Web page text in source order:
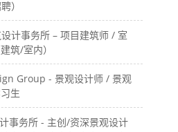
）
设计事务所 – 项目建筑师 / 室
筑/室内）
Group - 景观设计师 / 景观
生
计事务所 - 主创/资深景观设计